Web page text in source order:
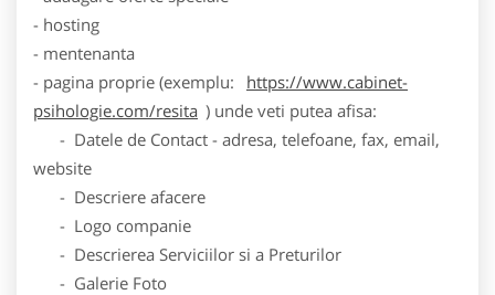
- hosting
- mentenanta
- pagina proprie (exemplu:
https://www.cabinet-
psihologie.com/resita ) unde veti putea afisa:
- Datele de Contact - adresa, telefoane, fax, email,
website
- Descriere afacere
- Logo companie
- Descrierea Serviciilor si a Preturilor
- Galerie Foto